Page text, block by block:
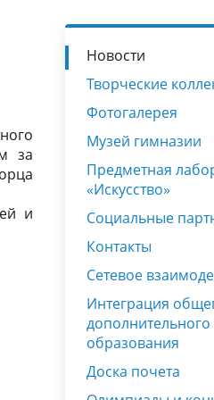
Руководство
Педагогический состав
Вакантные места для
обучающихся
Организация питания в
образовательной
Сетевое взаимодействие
Анкетирование
ШСК
Формирование
Штаб воспитательной
Нужно знать
Некоммерческий
фонд «ОПОРА»
Приём обучающихся в
образовательную
за
и
Новости
Творческие
Фотогалерея
Музей гимназии
Предметная
«Искусство»
Социальные
Контакты
Сетевое
Интеграция
дополнительного
образования
Доска почета